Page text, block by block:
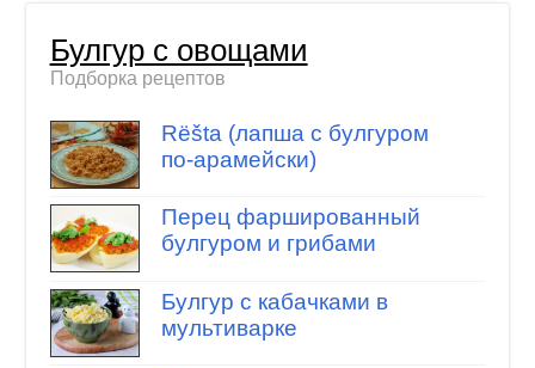
Булгур с овощами
Подборка рецептов
Rёšta (лапша с булгуром
по-арамейски)
Перец фаршированный
булгуром и грибами
Булгур с кабачками в
мультиварке